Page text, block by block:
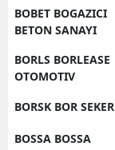
BOBET BOGAZICI
BETON SANAYI
BORLS BORLEASE
OTOMOTIV
BORSK BOR SEKER
BOSSA BOSSA